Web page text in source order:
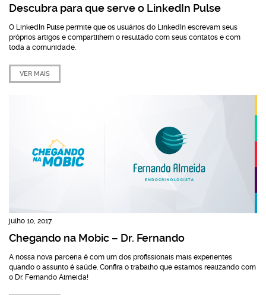
Descubra para que serve o LinkedIn Pulse
O LinkedIn Pulse permite que os usuários do LinkedIn escrevam seus
próprios artigos e compartilhem o resultado com seus contatos e com
toda a comunidade.
VER MAIS
julho 10, 2017
Chegando na Mobic – Dr. Fernando
A nossa nova parceria é com um dos profissionais mais experientes
quando o assunto é saúde. Confira o trabalho que estamos realizando com
o Dr. Fernando Almeida!